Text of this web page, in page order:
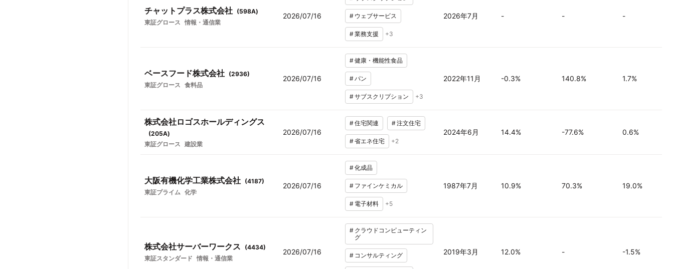
チャットプラス株式会社 (598A)
東証グロース 情報・通信業
2026/07/16 # ウェブサービス
#業務支援 +3
2026年7月 - - -
ベースフード株式会社 (2936)
東証グロース 食料品
2026/07/16
#健康・機能性食品
#パン
#サブスクリプション +3
2022年11月 -0.3% 140.8% 1.7%
株式会社ロゴスホールディングス
(205A)
東証グロース 建設業
2026/07/16
#住宅関連 #注文住宅
#省エネ住宅 +2
2024年6月 14.4% -77.6% 0.6%
大阪有機化学工業株式会社 (4187)
東証プライム 化学
2026/07/16
#化成品
# ファインケミカル
# 電子材料 +5
1987年7月 10.9% 70.3% 19.0%
株式会社サーバーワークス (4434)
東証スタンダード 情報・通信業
2026/07/16
# クラウドコンピューティン
グ
# コンサルティング 2019年3月 12.0% - -1.5%